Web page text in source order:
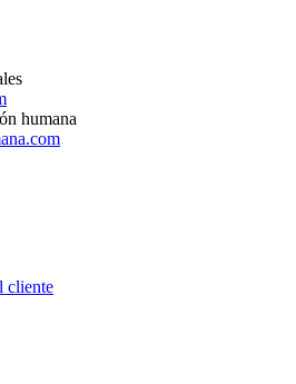
humana
cliente